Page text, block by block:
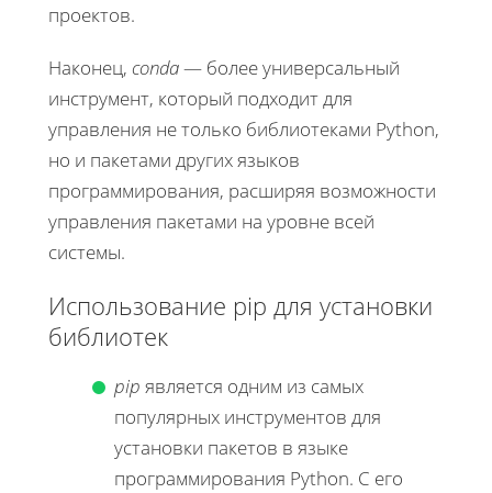
проектов.
Наконец, conda— более универсальный
инструмент, который подходит для
управления не только библиотеками Python,
но и пакетами других языков
программирования, расширяя возможности
управления пакетами на уровне всей
системы.
Использование pip для установки
библиотек
pip является одним из самых
популярных инструментов для
установки пакетов в языке
программирования Python. С его